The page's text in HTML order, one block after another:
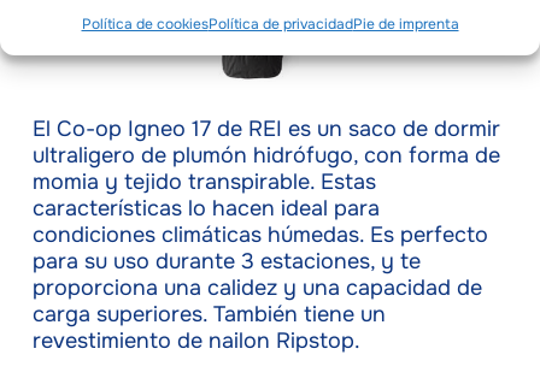
Política de cookiesPolítica de privacidadPie de imprenta
El Co-op Igneo 17 de REI es un saco de dormir
ultraligero de plumón hidrófugo, con forma de
momia y tejido transpirable. Estas
características lo hacen ideal para
condiciones climáticas húmedas. Es perfecto
para su uso durante 3 estaciones, y te
proporciona una calidez y una capacidad de
carga superiores. También tiene un
revestimiento de nailon Ripstop.